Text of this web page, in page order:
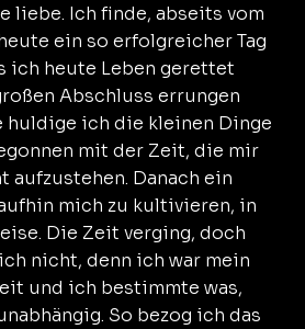
liebe. Ich finde, abseits vom
ein so erfolgreicher Tag
ich heute Leben gerettet
Abschluss errungen
huldige ich die kleinen Dinge
mit der Zeit, die mir
aufzustehen. Danach ein
mich zu kultivieren, in
Die Zeit verging, doch
nicht, denn ich war mein
und ich bestimmte was,
So bezog ich das